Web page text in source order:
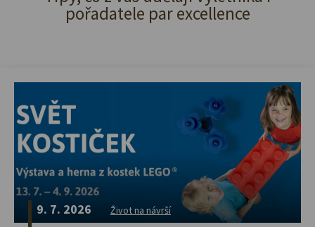
pořadatele par excellence
9. 7. 2026 Život na návrší